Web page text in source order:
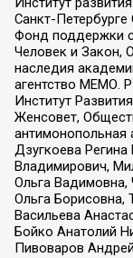
Санкт-
Фонд поддержки
Человек и Закон,
наследия
агентство МЕМО.
Институт
Женсовет,
антимонопольная
Дзугкоева
Владимирович,
Ольга
Ольга Борисовна,
Васильева
Бойко Анатолий
Пивоваров